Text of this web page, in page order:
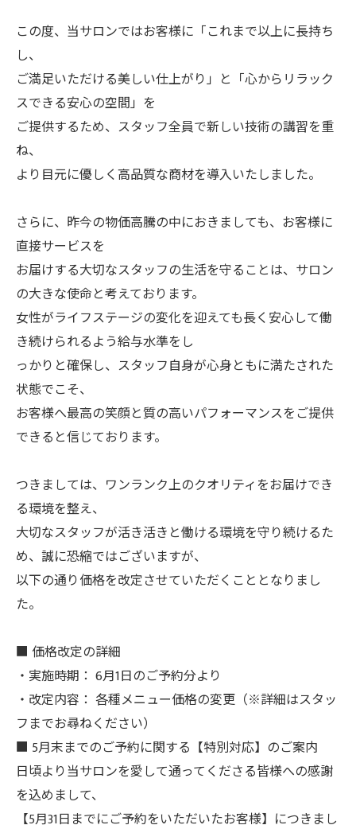
この度、当サロンではお客様に「これまで以上に長持ち
し、
ご満足いただける美しい仕上がり」と「心からリラック
スできる安心の空間」を
ご提供するため、スタッフ全員で新しい技術の講習を重
ね、
より目元に優しく高品質な商材を導入いたしました。
さらに、昨今の物価高騰の中におきましても、お客様に
直接サービスを
お届けする大切なスタッフの生活を守ることは、サロン
の大きな使命と考えております。
女性がライフステージの変化を迎えても長く安心して働
き続けられるよう給与水準をし
っかりと確保し、スタッフ自身が心身ともに満たされた
状態でこそ、
お客様へ最高の笑顔と質の高いパフォーマンスをご提供
できると信じております。
つきましては、ワンランク上のクオリティをお届けでき
る環境を整え、
大切なスタッフが活き活きと働ける環境を守り続けるた
め、誠に恐縮ではございますが、
以下の通り価格を改定させていただくこととなりまし
た。
■ 価格改定の詳細
・実施時期： 6月1日のご予約分より
・改定内容： 各種メニュー価格の変更（※詳細はスタッ
フまでお尋ねください）
■ 5月末までのご予約に関する【特別対応】のご案内
日頃より当サロンを愛して通ってくださる皆様への感謝
を込めまして、
【5月31日までにご予約をいただいたお客様】につきまし